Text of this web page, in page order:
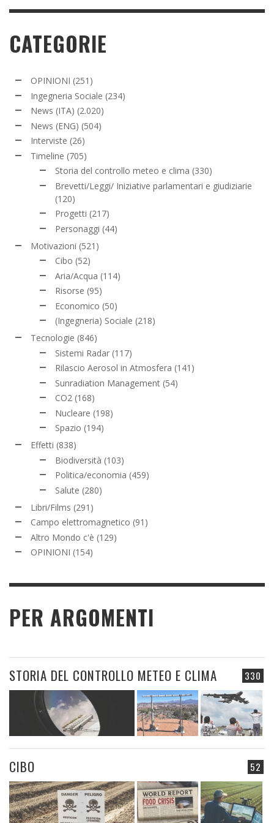
CATEGORIE
OPINIONI (251)
Ingegneria Sociale (234)
News (ITA) (2.020)
News (ENG) (504)
Interviste (26)
Timeline (705)
Storia del controllo meteo e clima (330)
Brevetti/Leggi/ Iniziative parlamentari e giudiziarie
(120)
Progetti (217)
Personaggi (44)
Motivazioni (521)
Cibo (52)
Aria/Acqua (114)
Risorse (95)
Economico (50)
(Ingegneria) Sociale (218)
Tecnologie (846)
Sistemi Radar (117)
Rilascio Aerosol in Atmosfera (141)
Sunradiation Management (54)
CO2 (168)
Nucleare (198)
Spazio (194)
Effetti (838)
Biodiversità (103)
Politica/economia (459)
Salute (280)
Libri/Films (291)
Campo elettromagnetico (91)
Altro Mondo c'è (129)
OPINIONI (154)
PER ARGOMENTI
330
STORIA DEL CONTROLLO METEO E CLIMA
52
CIBO